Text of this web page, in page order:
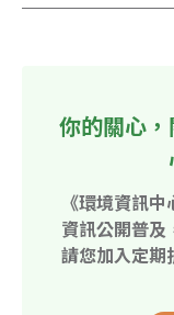
你的關心
《環境資訊
資訊公開普及
請您加入定期